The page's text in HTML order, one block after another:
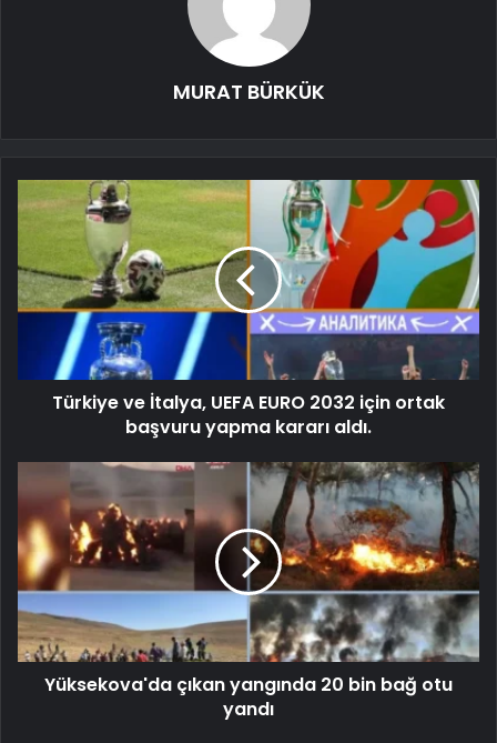
MURAT BÜRKÜK
Türkiye ve İtalya, UEFA EURO 2032 için ortak
başvuru yapma kararı aldı.
Yüksekova'da çıkan yangında 20 bin bağ otu
yandı